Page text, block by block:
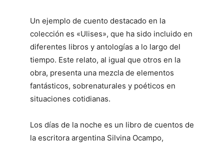
Un ejemplo de cuento destacado en la
colección es «Ulises», que ha sido incluido en
diferentes libros y antologías a lo largo del
tiempo. Este relato, al igual que otros en la
obra, presenta una mezcla de elementos
fantásticos, sobrenaturales y poéticos en
situaciones cotidianas.
Los días de la noche es un libro de cuentos de
la escritora argentina Silvina Ocampo,